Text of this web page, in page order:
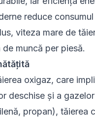
reduce
viteza mare de
muncă per piesă.
oxigaz, care
deschise și a gazelor
propan), tăierea